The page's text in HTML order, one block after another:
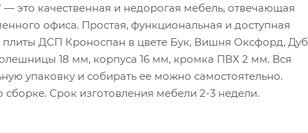
это качественная и недорогая мебель, отвечающая
офиса. Простая, функциональная и доступная
плиты ДСП Кроноспан в цвете Бук, Вишня Оксфорд, Дуб
18 мм, корпуса 16 мм, кромка ПВХ 2 мм. Вся
упаковку и собирать ее можно самостоятельно.
сборке. Срок изготовления мебели 2-3 недели.